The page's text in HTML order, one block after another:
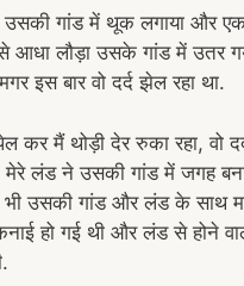
गांड में थूक लगाया और
आधा लौड़ा उसके गांड में उतर
इस बार वो दर्द झेल रहा था.
कर मैं थोड़ी देर रुका रहा, वो
मेरे लंड ने उसकी गांड में जगह
उसकी गांड और लंड के साथ
हो गई थी और लंड से होने